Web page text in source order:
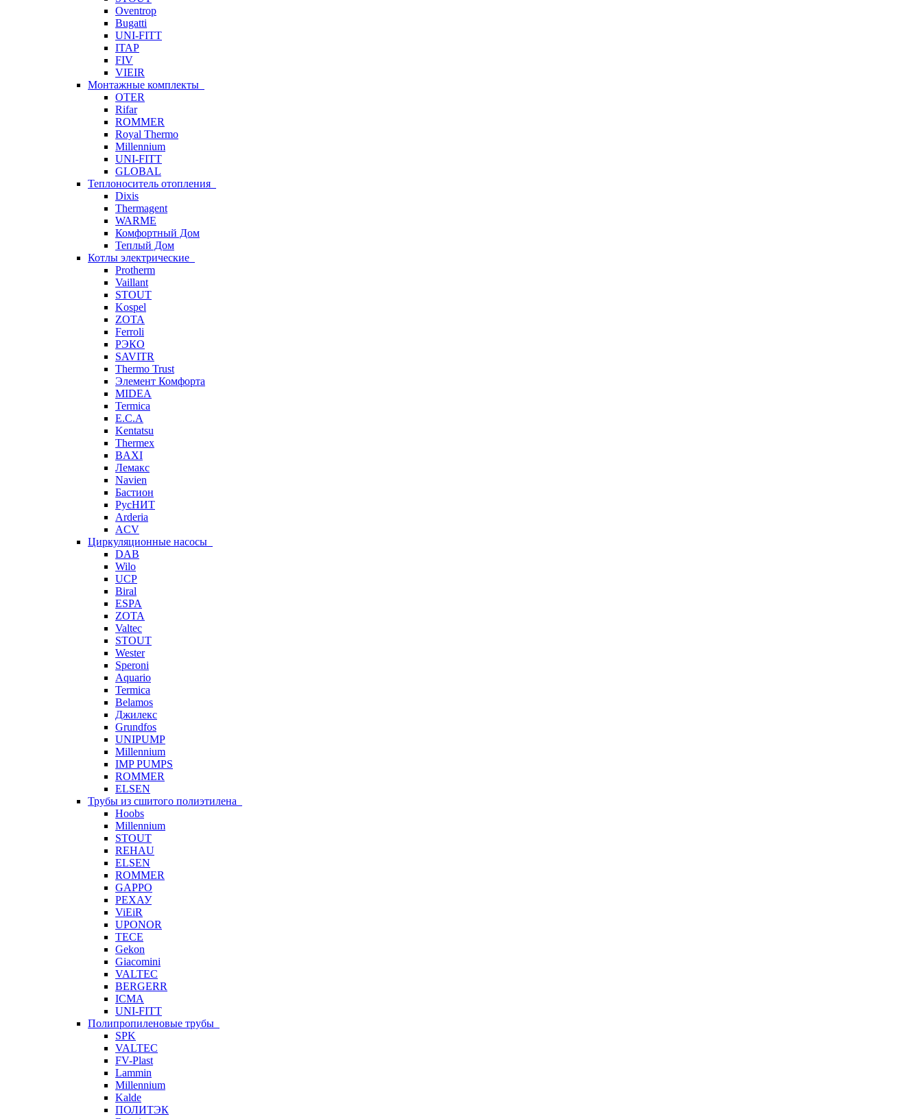
Oventrop
Bugatti
UNI-FITT
ITAP
FIV
VIEIR
Монтажные комплекты
OTER
Rifar
ROMMER
Royal Thermo
Millennium
UNI-FITT
GLOBAL
Теплоноситель отопления
Dixis
Thermagent
WARME
Комфортный Дом
Теплый Дом
Котлы электрические
Protherm
Vaillant
STOUT
Kospel
ZOTA
Ferroli
РЭКО
SAVITR
Thermo Trust
Элемент Комфорта
MIDEA
Termica
E.C.A
Kentatsu
Thermex
BAXI
Лемакс
Navien
Бастион
РусНИТ
Arderia
ACV
Циркуляционные насосы
DAB
Wilo
UCP
Biral
ESPA
ZOTA
Valtec
STOUT
Wester
Speroni
Aquario
Termica
Belamos
Джилекс
Grundfos
UNIPUMP
Millennium
IMP PUMPS
ROMMER
ELSEN
Трубы из сшитого полиэтилена
Hoobs
Millennium
STOUT
REHAU
ELSEN
ROMMER
GAPPO
РЕХАУ
ViEiR
UPONOR
TECE
Gekon
Giacomini
VALTEC
BERGERR
ICMA
UNI-FITT
Полипропиленовые трубы
SPK
VALTEC
FV-Plast
Lammin
Millennium
Kalde
ПОЛИТЭК